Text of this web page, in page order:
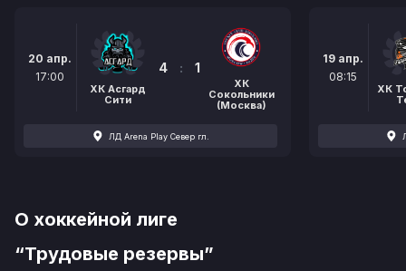
20 апр.
17:00
ХК Асгард
Сити
4 : 1
ХК
Сокольники
(Москва)
ЛД Arena Play Север гл.
19 апр.
08:15
ХК
О хоккейной лиге
“Трудовые резервы”